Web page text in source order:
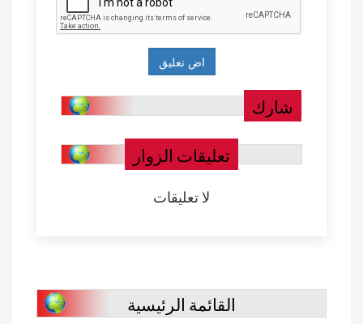
شارك
تعليقات الزوار
لا تعليقات
القائمة الرئيسية